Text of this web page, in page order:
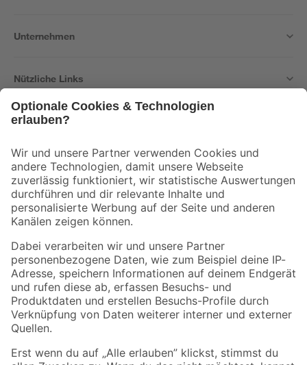
Unternehmen
Nützliche Links
Der toom Newsletter: Keine Angebote und Aktionen mehr verpassen!
Zur Newsletter Anmeldung
Folge uns
Zahlungsarten Versandarten
Sicher einkaufen